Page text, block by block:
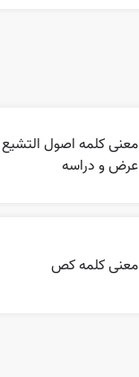
معنی کلمه اصول التشیع
عرض و دراسه
معنی کلمه کص